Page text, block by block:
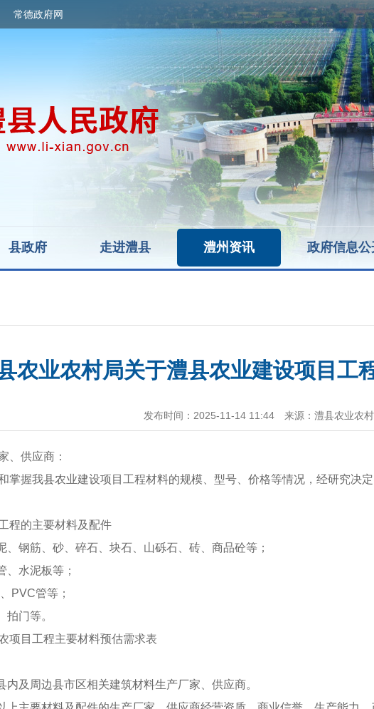
常德政府网
县政府 走进澧县 澧州资讯 政府信息公
农业农村局关于澧县农业建设项目工
发布时间：2025-11-14 11:44 来源：澧县农业农
、供应商：
掌握我县农业建设项目工程材料的规模、型号、价格等情况，经研究决
程的主要材料及配件
、钢筋、砂、碎石、块石、山砾石、砖、商品砼等；
、水泥板等；
PVC管等；
拍门等。
项目工程主要材料预估需求表
内及周边县市区相关建筑材料生产厂家、供应商。